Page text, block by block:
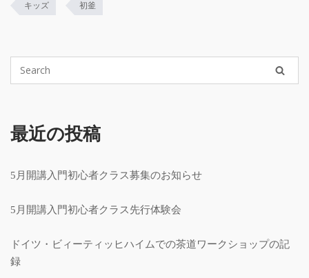
キッズ 初釜
最近の投稿
5月開講入門初心者クラス募集のお知らせ
5月開講入門初心者クラス先行体験会
ドイツ・ビィーティッヒハイムでの茶道ワークショップの記
録